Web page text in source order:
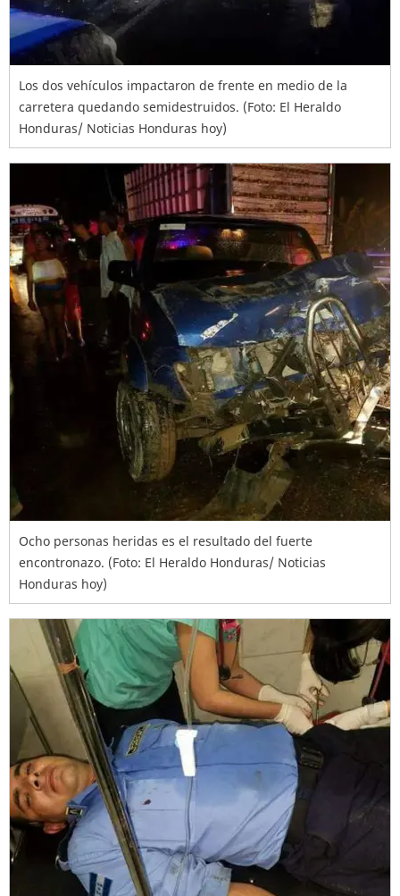
Los dos vehículos impactaron de frente en medio de la
carretera quedando semidestruidos. (Foto: El Heraldo
Honduras/ Noticias Honduras hoy)
Ocho personas heridas es el resultado del fuerte
encontronazo. (Foto: El Heraldo Honduras/ Noticias
Honduras hoy)